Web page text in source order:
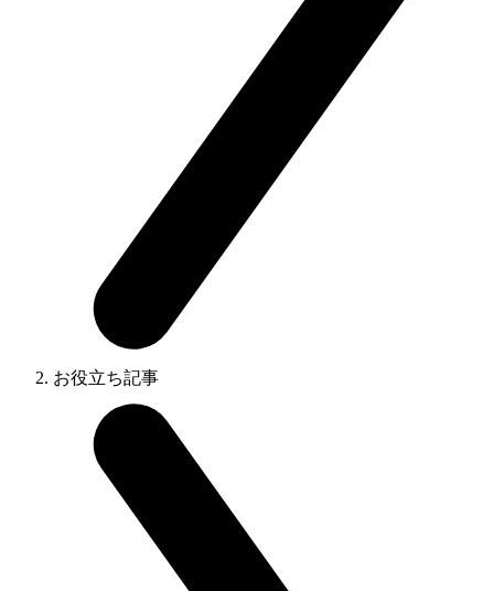
お役立ち記事